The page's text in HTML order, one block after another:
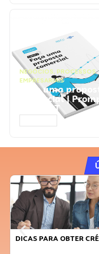
NEGÓCIOS, PROCESSOS
EMPRESARIAIS
Faça uma
comercial |
ChatGPT
DICAS PARA OBTER